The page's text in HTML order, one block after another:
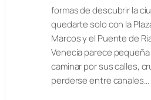
formas de descubrir la
quedarte solo con la
Marcos y el Puente de
Venecia parece pequeña
caminar por sus calles,
perderse entre canales…